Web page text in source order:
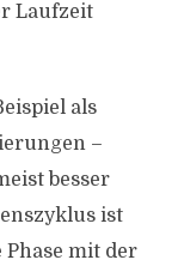
Laufzeit
als
–
besser
ist
Phase mit der